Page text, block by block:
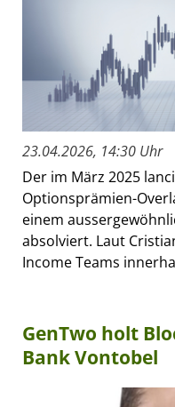
23.04.2026, 14:30 Uhr
Der im März 2025
Optionsprämien-
einem
absolviert. Laut
Income Teams
GenTwo holt
Bank Vontobel